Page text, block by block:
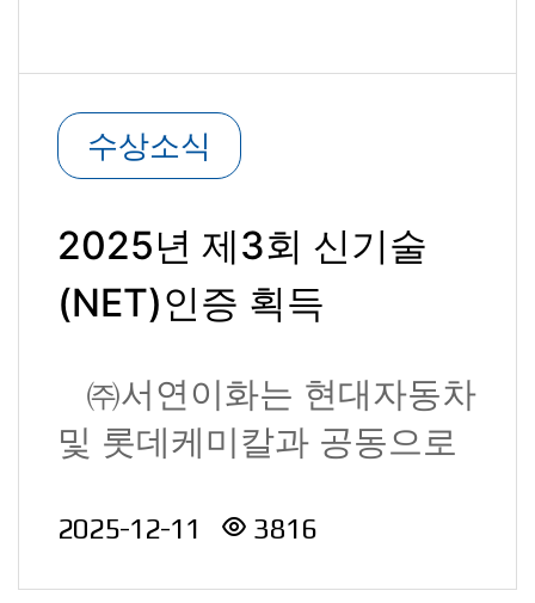
수상소식
2025년 제3회 신기술
(NET)인증 획득
㈜서연이화는 현대자동차
및 롯데케미칼과 공동으로
2025-12-11 3816